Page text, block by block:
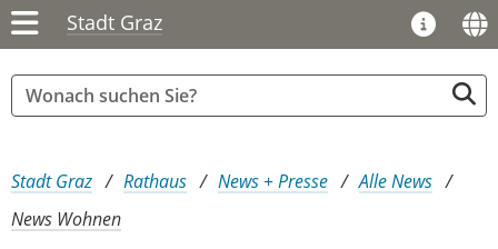
Stadt Graz
Sie sind hier:
Stadt Graz Rathaus News + Presse
Alle News
News Wohnen